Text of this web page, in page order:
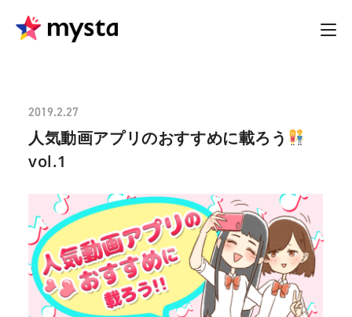
2019.2.27
人気動画アプリのおすすめに載ろう
vol.1